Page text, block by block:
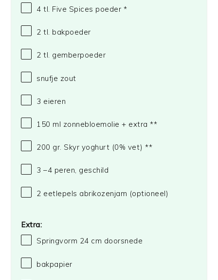
4 tl. Five Spices poeder *
2 tl. bakpoeder
2 tl. gemberpoeder
snufje zout
3 eieren
150 ml zonnebloemolie + extra **
200 gr. Skyr yoghurt (0% vet) **
3 –4 peren, geschild
2 eetlepels abrikozenjam (optioneel)
Extra:
Springvorm 24 cm doorsnede
bakpapier